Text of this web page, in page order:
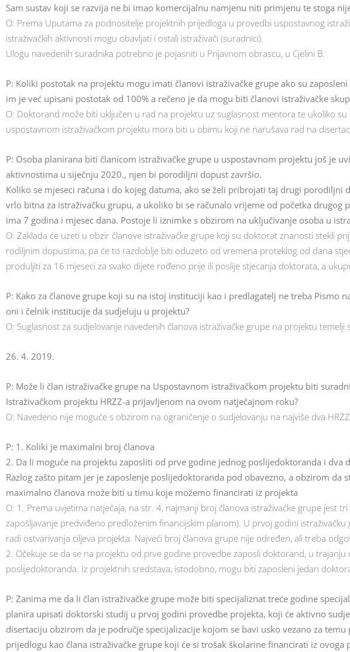
Sam sustav koji se razvija ne bi imao komercijalnu namjenu niti primjenu te stoga
O: Prema Uputama za podnositelje projektnih prijedloga u provedbi uspostavnog
istraživačkih aktivnosti mogu obavljati i ostali istraživači (suradnici).
Ulogu navedenih suradnika potrebno je pojasniti u Prijavnom obrascu, u Cjelini B.
P: Koliki postotak na projektu mogu imati članovi istraživačke grupe ako su
im je već upisani postotak od 100% a rečeno je da mogu biti članovi istraživačke
O: Doktorand može biti uključen u rad na projektu uz suglasnost mentora te ukoliko
uspostavnom istraživačkom projektu mora biti u obimu koji ne narušava rad na
P: Osoba planirana biti članicom istraživačke grupe u uspostavnom projektu još je
aktivnostima u siječnju 2020., njen bi porodiljni dopust završio.
Koliko se mjeseci računa i do kojeg datuma, ako se želi pribrojati taj drugi
vrlo bitna za istraživačku grupu, a ukoliko bi se računalo vrijeme od početka
ima 7 godina i mjesec dana. Postoje li iznimke s obzirom na uključivanje osoba u
O: Zaklada će uzeti u obzir članove istraživačke grupe koji su doktorat znanosti stekli
rodiljnim dopustima, pa će to razdoblje biti oduzeto od vremena proteklog od dana
produljiti za 16 mjeseci za svako dijete rođeno prije ili poslije stjecanja doktorata, a
P: Kako za članove grupe koji su na istoj instituciji kao i predlagatelj ne treba Pismo
oni i čelnik institucije da sudjeluju u projektu?
O: Suglasnost za sudjelovanje navedenih članova istraživačke grupe na projektu
26. 4. 2019.
P: Može li član istraživačke grupe na Uspostavnom istraživačkom projektu biti
Istraživačkom projektu HRZZ-a prijavljenom na ovom natječajnom roku?
O: Navedeno nije moguće s obzirom na ograničenje o sudjelovanju na najviše dva
P: 1. Koliki je maximalni broj članova
2. Da li moguće na projektu zaposliti od prve godine jednog poslijedoktoranda i dva
Razlog zašto pitam jer je zaposlenje poslijedoktoranda pod obavezno, a obzirom da
maximalno članova može biti u timu koje možemo financirati iz projekta
O: 1. Prema uvjetima natječaja, na str. 4, najmanji broj članova istraživačke grupe jest
zapošljavanje predviđeno predloženim financijskim planom). U prvoj godini
radi ostvarivanja ciljeva projekta. Najveći broj članova grupe nije određen, ali treba
2. Očekuje se da se na projektu od prve godine provedbe zaposli doktorand, u
poslijedoktoranda. Iz projektnih sredstava, istodobno, mogu biti zaposleni jedan
P: Zanima me da li član istraživačke grupe može biti specijaliznat treće godine
planira upisati doktorski studij u prvoj godini provedbe projekta, koji će aktivno
disertaciju obzirom da je područje specijalizacije kojom se bavi usko vezano za
prijedlogu kao člana istraživačke grupe koji će si trošak školarine financirati iz